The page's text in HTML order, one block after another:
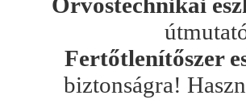
Fertőtlenítőszer
biztonságra!